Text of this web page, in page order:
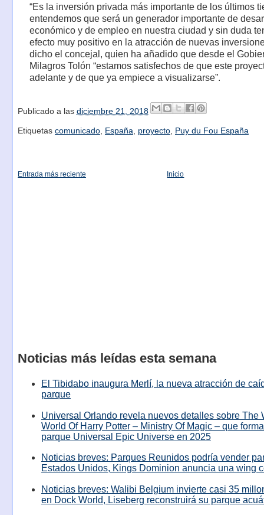
“Es la inversión privada más importante de los últimos
entendemos que será un generador importante de
económico y de empleo en nuestra ciudad y sin duda
efecto muy positivo en la atracción de nuevas
dicho el concejal, quien ha añadido que desde el
Milagros Tolón “estamos satisfechos de que este
adelante y de que ya empiece a visualizarse”.
Publicado a las diciembre 21, 2018
Etiquetas comunicado, España proyecto, Puy du Fou España
Entrada más reciente Inicio
Noticias más leídas esta semana
El Tibidabo inaugura Merlí, la nueva atracción de
parque
Universal Orlando revela nuevos detalles sobre The
World Of Harry Potter – Ministry Of Magic – que
parque Universal Epic Universe en 2025
Noticias breves: Parques Reunidos podría vender
Estados Unidos, Kings Dominion anuncia una wing
Noticias breves: Walibi Belgium invierte casi 35
en Dock World, Liseberg reconstruirá su parque